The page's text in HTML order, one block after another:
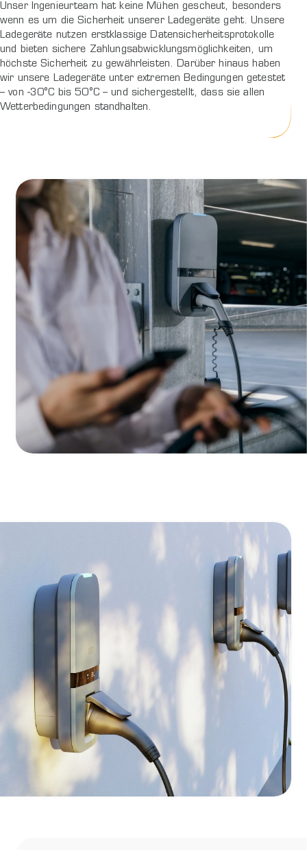
Unser Ingenieurteam hat keine Mühen gescheut, besonders
wenn es um die Sicherheit unserer Ladegeräte geht. Unsere
Ladegeräte nutzen erstklassige Datensicherheitsprotokolle
und bieten sichere Zahlungsabwicklungsmöglichkeiten, um
höchste Sicherheit zu gewährleisten. Darüber hinaus haben
wir unsere Ladegeräte unter extremen Bedingungen getestet
– von -30°C bis 50°C – und sichergestellt, dass sie allen
Wetterbedingungen standhalten.